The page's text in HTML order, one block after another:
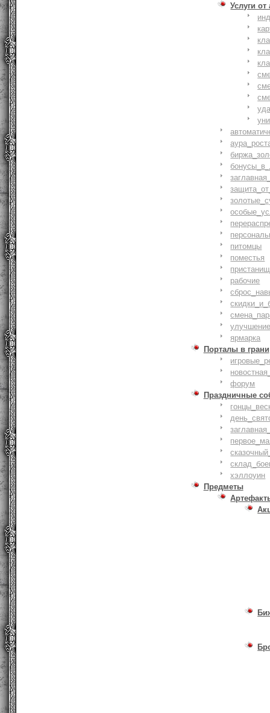
Услуги
питомцы
поместья
рабочие
ярмарка
Порталы в грани
форум
Праздничные
хэллоуин
Предметы